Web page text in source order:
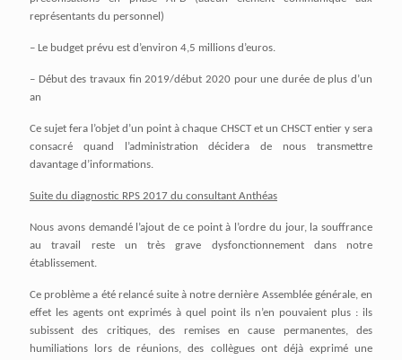
représentants du personnel)
– Le budget prévu est d’environ 4,5 millions d’euros.
– Début des travaux fin 2019/début 2020 pour une durée de plus d’un
an
Ce sujet fera l’objet d’un point à chaque CHSCT et un CHSCT entier y sera
consacré quand l’administration décidera de nous transmettre
davantage d’informations.
Suite du diagnostic RPS 2017 du consultant Anthéas
Nous avons demandé l’ajout de ce point à l’ordre du jour, la souffrance
au travail reste un très grave dysfonctionnement dans notre
établissement.
Ce problème a été relancé suite à notre dernière Assemblée générale, en
effet les agents ont exprimés à quel point ils n’en pouvaient plus : ils
subissent des critiques, des remises en cause permanentes, des
humiliations lors de réunions, des collègues ont déjà exprimé une